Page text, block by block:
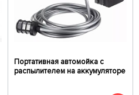
Портативная автомойка с
распылителем на аккумуляторе